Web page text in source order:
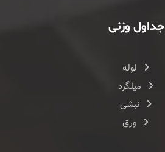
جداول وزنی
لوله
میلگرد
نبشی
ورق